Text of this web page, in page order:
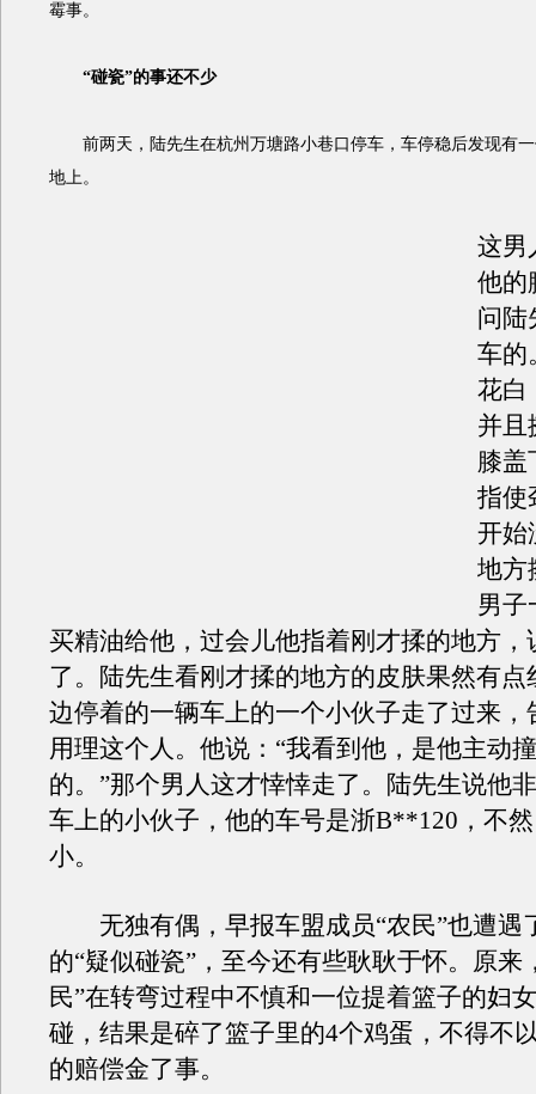
霉事。
“碰瓷”的事还不少
前两天，陆先生在杭州万塘路小巷口停车，车停稳后发现有一
地上。
这男
他的
问陆
车的
花白
并且
膝盖
指使
开始
地方
男子
买精油给他，过会儿他指着刚才揉的地方，
了。陆先生看刚才揉的地方的皮肤果然有点
边停着的一辆车上的一个小伙子走了过来，
用理这个人。他说：“我看到他，是他主动
的。”那个男人这才悻悻走了。陆先生说他
车上的小伙子，他的车号是浙B**120，不
小。
无独有偶，早报车盟成员“农民”也遭遇
的“疑似碰瓷”，至今还有些耿耿于怀。原来
民”在转弯过程中不慎和一位提着篮子的妇
碰，结果是碎了篮子里的4个鸡蛋，不得不
的赔偿金了事。